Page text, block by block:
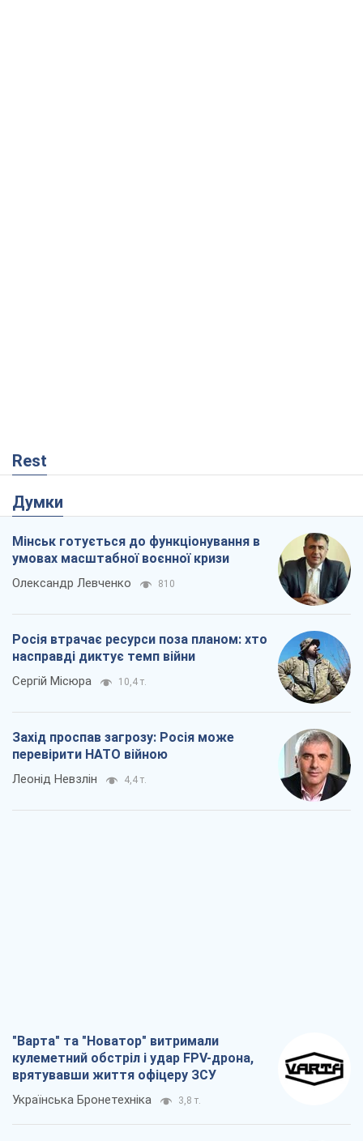
Rest
Думки
Мінськ готується до функціонування в
умовах масштабної воєнної кризи
Олександр Левченко 810
Росія втрачає ресурси поза планом: хто
насправді диктує темп війни
Сергій Місюра 10,4 т.
Захід проспав загрозу: Росія може
перевірити НАТО війною
Леонід Невзлін 4,4 т.
"Варта" та "Новатор" витримали
кулеметний обстріл і удар FPV-дрона,
врятувавши життя офіцеру ЗСУ
Українська Бронетехніка 3,8 т.